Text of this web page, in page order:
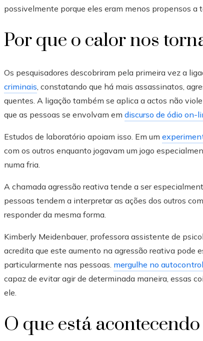
possivelmente porque eles eram menos propensos a
Por que o calor nos
Os pesquisadores descobriram pela primeira vez a
criminais, constatando que há mais assassinatos,
quentes. A ligação também se aplica a actos não
que as pessoas se envolvam em discurso de ódio on-
Estudos de laboratório apoiam isso. Em um
com os outros enquanto jogavam um jogo
numa fria.
A chamada agressão reativa tende a ser
pessoas tendem a interpretar as ações dos outros
responder da mesma forma.
Kimberly Meidenbauer, professora assistente de
acredita que este aumento na agressão reativa pode
particularmente nas pessoas. mergulhe no
capaz de evitar agir de determinada maneira, essas
ele.
O que está